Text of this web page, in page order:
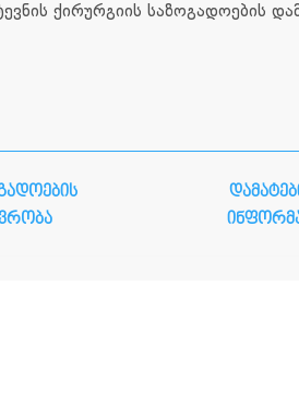
ქირურგიის საზოგადოების